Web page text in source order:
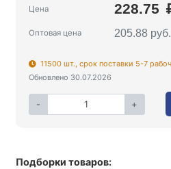
Цена 228.75
Оптовая цена 205.88
11500 шт., срок поставки 5-7
Обновлено 30.07.2026
- +
Подборки товаров: